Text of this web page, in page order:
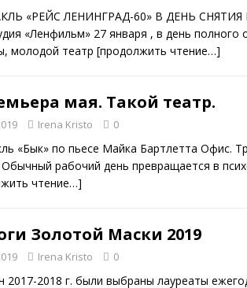
«РЕЙС ЛЕНИНГРАД-60» В ДЕНЬ
«Ленфильм» 27 января , в день
молодой театр [продолжить чтение…]
мая. Такой театр.
Irena Kristo 0
«Бык» по пьесе Майка Бартлетта Офис.
рабочий день превращается в
чтение…]
Золотой Маски 2019
Irena Kristo 0
2017-2018 г. были выбраны лауреаты